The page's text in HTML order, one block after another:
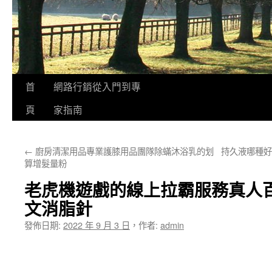
跳
要
容
首
頁
網路行銷從入門到專
家指南
← 廚房清潔用品專業護膝用品團隊除蟎沐浴乳的划
算增髮量粉
持久液哪種
老虎機遊戲的線上拉霸服務真人
文消脂針
發佈日期: 2022 年 9 月 3 日 ， 作者: admin